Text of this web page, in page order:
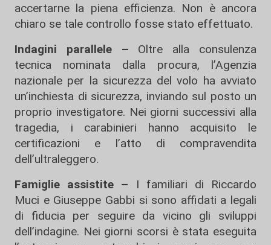
accertarne la piena efficienza. Non è ancora
chiaro se tale controllo fosse stato effettuato.
Indagini parallele – Oltre alla consulenza
tecnica nominata dalla procura, l’Agenzia
nazionale per la sicurezza del volo ha avviato
un’inchiesta di sicurezza, inviando sul posto un
proprio investigatore. Nei giorni successivi alla
tragedia, i carabinieri hanno acquisito le
certificazioni e l’atto di compravendita
dell’ultraleggero.
Famiglie assistite – I familiari di Riccardo
Muci e Giuseppe Gabbi si sono affidati a legali
di fiducia per seguire da vicino gli sviluppi
dell’indagine. Nei giorni scorsi è stata eseguita